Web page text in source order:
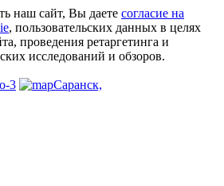
наш сайт, Вы даете согласие на
, пользовательских данных в целях
проведения ретаргетинга и
исследований и обзоров.
Саранск,